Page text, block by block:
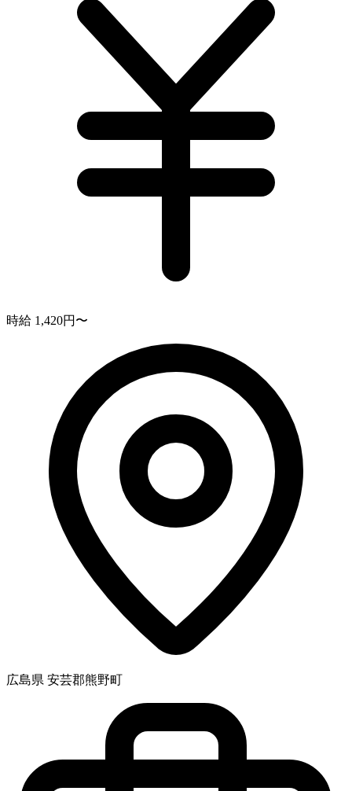
時給 1,420円〜
広島県 安芸郡熊野町